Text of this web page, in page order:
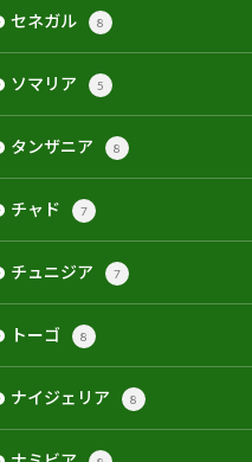
セネガル 8
ソマリア 5
タンザニア 8
チャド 7
チュニジア 7
トーゴ 8
ナイジェリア 8